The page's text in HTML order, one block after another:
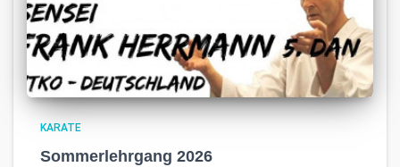
KARATE
Sommerlehrgang 2026